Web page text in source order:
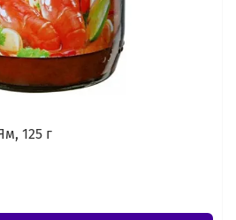
125 г